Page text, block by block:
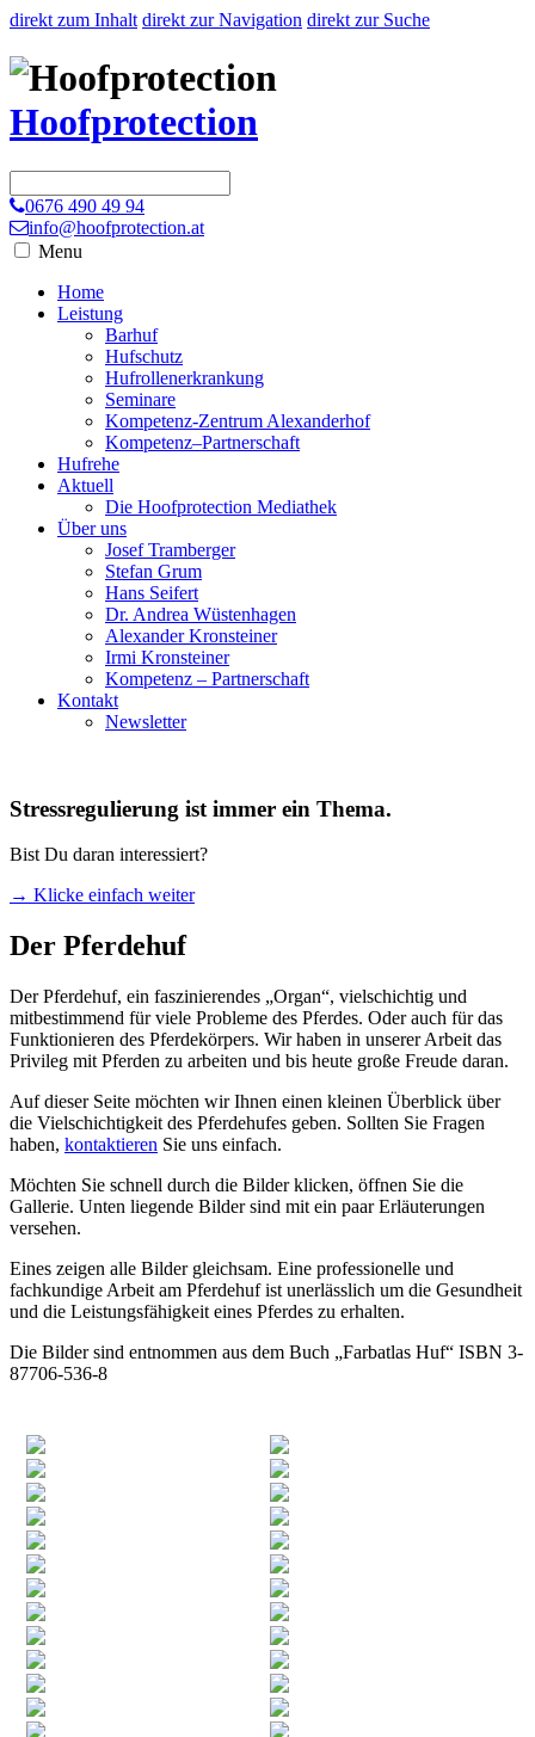
direkt zum Inhalt direkt zur Navigation direkt zur Suche
Hoofprotection
0676 490 49 94
info@hoofprotection.at
Menu
Home
Leistung
Barhuf
Hufschutz
Hufrollenerkrankung
Seminare
Kompetenz-Zentrum Alexanderhof
Kompetenz–Partnerschaft
Hufrehe
Aktuell
Die Hoofprotection Mediathek
Über uns
Josef Tramberger
Stefan Grum
Hans Seifert
Dr. Andrea Wüstenhagen
Alexander Kronsteiner
Irmi Kronsteiner
Kompetenz – Partnerschaft
Kontakt
Newsletter
Stressregulierung ist immer ein Thema.
Bist Du daran interessiert?
→ Klicke einfach weiter
Der Pferdehuf
Der Pferdehuf, ein faszinierendes „Organ“, vielschichtig und
mitbestimmend für viele Probleme des Pferdes. Oder auch für das
Funktionieren des Pferdekörpers. Wir haben in unserer Arbeit das
Privileg mit Pferden zu arbeiten und bis heute große Freude daran.
Auf dieser Seite möchten wir Ihnen einen kleinen Überblick über
die Vielschichtigkeit des Pferdehufes geben. Sollten Sie Fragen
haben, kontaktieren Sie uns einfach.
Möchten Sie schnell durch die Bilder klicken, öffnen Sie die
Gallerie. Unten liegende Bilder sind mit ein paar Erläuterungen
versehen.
Eines zeigen alle Bilder gleichsam. Eine professionelle und
fachkundige Arbeit am Pferdehuf ist unerlässlich um die Gesundheit
und die Leistungsfähigkeit eines Pferdes zu erhalten.
Die Bilder sind entnommen aus dem Buch „Farbatlas Huf“ ISBN 3-
87706-536-8